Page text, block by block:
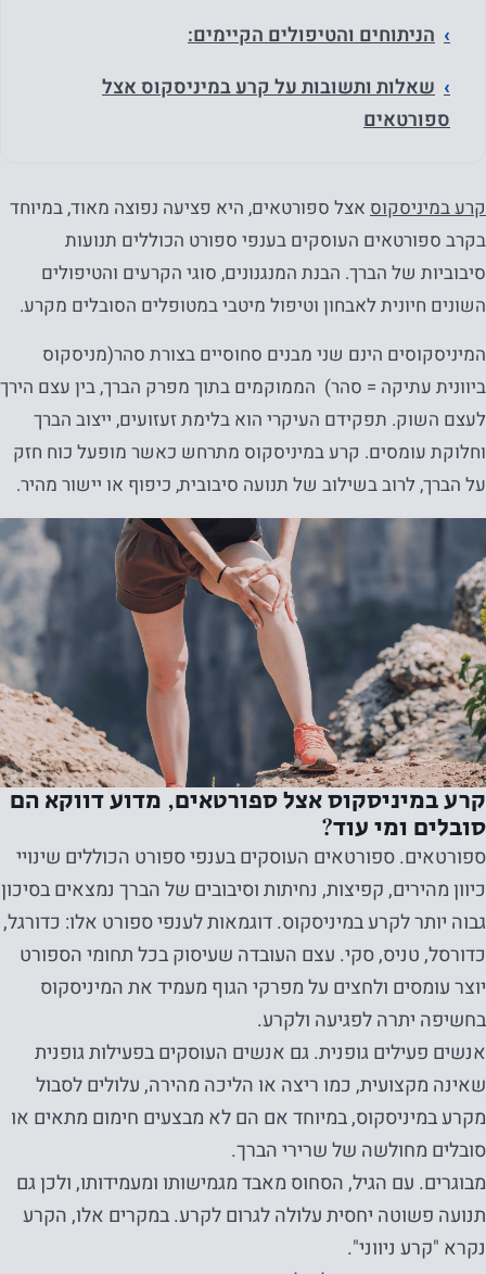
הניתוחים והטיפולים הקיימים:
שאלות ותשובות על קרע במיניסקוס אצל
ספורטאים
קרע במיניסקוס אצל ספורטאים, היא פציעה נפוצה מאוד, במיוחד
בקרב ספורטאים העוסקים בענפי ספורט הכוללים תנועות
סיבוביות של הברך. הבנת המנגנונים, סוגי הקרעים והטיפולים
השונים חיונית לאבחון וטיפול מיטבי במטופלים הסובלים מקרע.
המיניסקוסים הינם שני מבנים סחוסיים בצורת סהר(מניסקוס
ביוונית עתיקה = סהר) הממוקמים בתוך מפרק הברך, בין עצם הירך
לעצם השוק. תפקידם העיקרי הוא בלימת זעזועים, ייצוב הברך
וחלוקת עומסים. קרע במיניסקוס מתרחש כאשר מופעל כוח חזק
על הברך, לרוב בשילוב של תנועה סיבובית, כיפוף או יישור מהיר.
קרע במיניסקוס אצל ספורטאים, מדוע דווקא הם
סובלים ומי עוד?
ספורטאים. ספורטאים העוסקים בענפי ספורט הכוללים שינויי
כיוון מהירים, קפיצות, נחיתות וסיבובים של הברך נמצאים בסיכון
גבוה יותר לקרע במיניסקוס. דוגמאות לענפי ספורט אלו: כדורגל,
כדורסל, טניס, סקי. עצם העובדה שעיסוק בכל תחומי הספורט
יוצר עומסים ולחצים על מפרקי הגוף מעמיד את המיניסקוס
בחשיפה יתרה לפגיעה ולקרע.
אנשים פעילים גופנית. גם אנשים העוסקים בפעילות גופנית
שאינה מקצועית, כמו ריצה או הליכה מהירה, עלולים לסבול
מקרע במיניסקוס, במיוחד אם הם לא מבצעים חימום מתאים או
סובלים מחולשה של שרירי הברך.
מבוגרים. עם הגיל, הסחוס מאבד מגמישותו ומעמידותו, ולכן גם
תנועה פשוטה יחסית עלולה לגרום לקרע. במקרים אלו, הקרע
נקרא "קרע ניווני".